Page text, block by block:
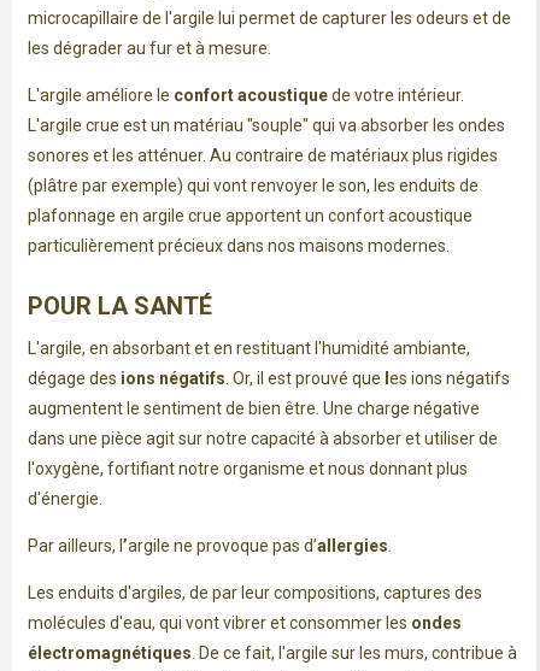
microcapillaire de l'argile lui permet de capturer les odeurs et de
les dégrader au fur et à mesure.
L'argile améliore le confort acoustiquede votre intérieur.
L'argile crue est un matériau "souple" qui va absorber les ondes
sonores et les atténuer. Au contraire de matériaux plus rigides
(plâtre par exemple) qui vont renvoyer le son, les enduits de
plafonnage en argile crue apportent un confort acoustique
particulièrement précieux dans nos maisons modernes.
POUR LA SANTÉ
L'argile, en absorbant et en restituant l'humidité ambiante,
dégage des ions négatifs. Or, il est prouvé que les ions négatifs
augmentent le sentiment de bien être. Une charge négative
dans une pièce agit sur notre capacité à absorber et utiliser de
l'oxygène, fortifiant notre organisme et nous donnant plus
d'énergie.
Par ailleurs, l’argile ne provoque pas d’allergies.
Les enduits d'argiles, de par leur compositions, captures des
molécules d'eau, qui vont vibrer et consommer les ondes
électromagnétiques. De ce fait, l'argile sur les murs, contribue à